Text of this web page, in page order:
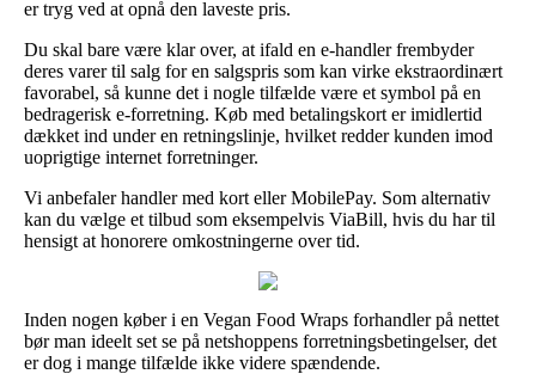
er tryg ved at opnå den laveste pris.
Du skal bare være klar over, at ifald en e-handler frembyder
deres varer til salg for en salgspris som kan virke ekstraordinært
favorabel, så kunne det i nogle tilfælde være et symbol på en
bedragerisk e-forretning. Køb med betalingskort er imidlertid
dækket ind under en retningslinje, hvilket redder kunden imod
uoprigtige internet forretninger.
Vi anbefaler handler med kort eller MobilePay. Som alternativ
kan du vælge et tilbud som eksempelvis ViaBill, hvis du har til
hensigt at honorere omkostningerne over tid.
Inden nogen køber i en Vegan Food Wraps forhandler på nettet
bør man ideelt set se på netshoppens forretningsbetingelser, det
er dog i mange tilfælde ikke videre spændende.